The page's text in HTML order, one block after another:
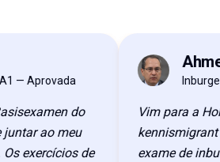
Aprovada
do
ao meu
de
AK Ahmed
Vim para a
kennismigrant e
exame de